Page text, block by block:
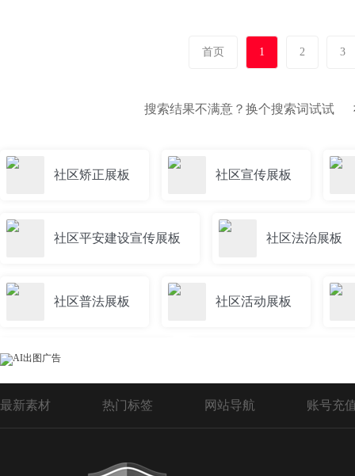
首页 1 2 3
搜索结果不满意？换个搜索词试试
社区矫正展板 社区宣传展板
社区平安建设宣传展板 社区法治展板
社区普法展板 社区活动展板
党建社区宣传展板
社区禁毒展板 社区照片展板
最新素材 热门标签 网站导航 账号充